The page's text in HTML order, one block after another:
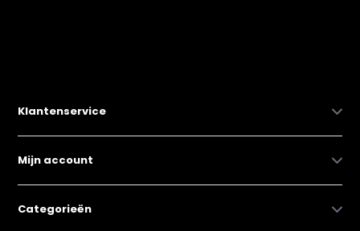
Klantenservice
Mijn account
Categorieën